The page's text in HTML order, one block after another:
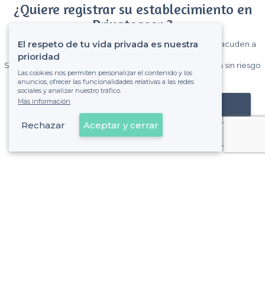
¿Quiere registrar su establecimiento en
Privateaser ?
Gane muchos clientes entre el millón de visitantes que acuden a
Sin comisiones y sin compromiso, pagas una cantidad fija sin riesgo
de ver la factura.
Registrar mi establecimiento
Ya es cliente
El respeto de tu vida privada es nuestra
prioridad
Las cookies nos permiten personalizar el contenido y los
anuncios, ofrecer las funcionalidades relativas a las redes
sociales y analizar nuestro tráfico.
Más información
Rechazar Aceptar y cerrar